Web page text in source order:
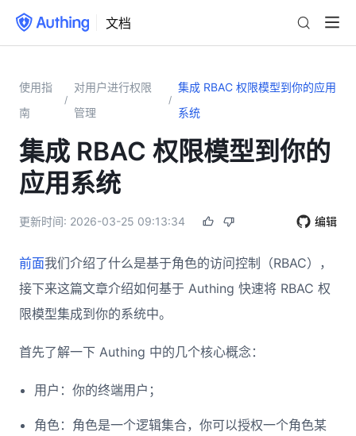
文档
使用指
南
/
对用户进行权限
管理
/
集成 RBAC 权限模型到你的应用
系统
集成 RBAC 权限模型到你的
应用系统
更新时间: 2026-03-25 09:13:34 编辑
前面我们介绍了什么是基于角色的访问控制（RBAC），
接下来这篇文章介绍如何基于 Authing 快速将 RBAC 权
限模型集成到你的系统中。
首先了解一下 Authing 中的几个核心概念：
用户：你的终端用户；
角色：角色是一个逻辑集合，你可以授权一个角色某